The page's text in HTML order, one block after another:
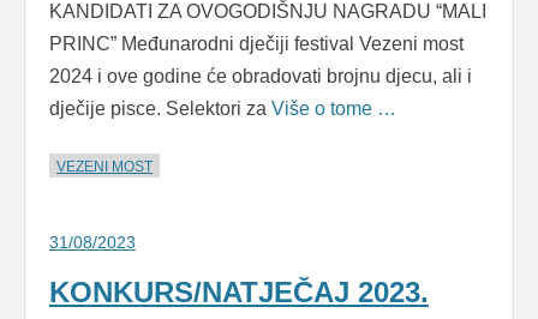
KANDIDATI ZA OVOGODIŠNJU NAGRADU “MALI
PRINC” Međunarodni dječiji festival Vezeni most
2024 i ove godine će obradovati brojnu djecu, ali i
dječije pisce. Selektori za Više o tome …
VEZENI MOST
31/08/2023
KONKURS/NATJEČAJ 2023.